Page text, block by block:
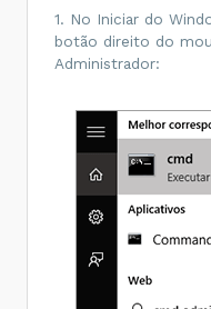
1. No Iniciar do
botão direito do
Administrador: